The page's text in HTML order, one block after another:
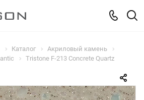
Каталог
Акриловый камень
Tristone F-213 Concrete Quartz